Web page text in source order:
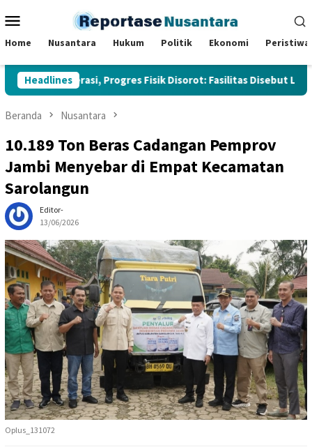
ke
Mobile
Home Nusantara Hukum Politik Ekonomi Peristiwa
HeadlinesProgres Fisik Disorot: Fasilitas Disebut Lengkap,
Beranda Nusantara
10.189 Ton Beras Cadangan Pemprov
Jambi Menyebar di Empat Kecamatan
Sarolangun
Editor-
13/06/2026
Oplus_131072